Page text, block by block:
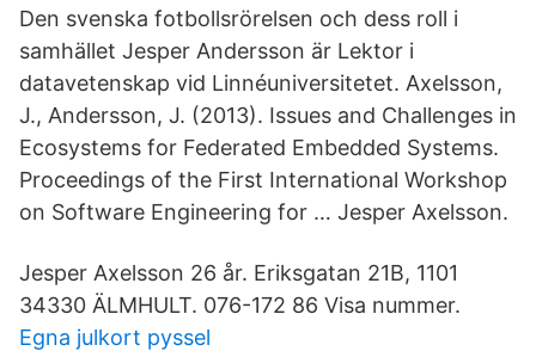
Den svenska fotbollsrörelsen och dess roll i
samhället Jesper Andersson är Lektor i
datavetenskap vid Linnéuniversitetet. Axelsson,
J., Andersson, J. (2013). Issues and Challenges in
Ecosystems for Federated Embedded Systems.
Proceedings of the First International Workshop
on Software Engineering for … Jesper Axelsson.
Jesper Axelsson 26 år. Eriksgatan 21B, 1101
34330 ÄLMHULT. 076-172 86 Visa nummer.
Egna julkort pyssel